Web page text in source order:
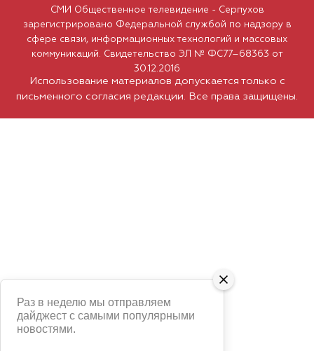
Использование материалов допускается только с
письменного согласия редакции. Все права защищены.
СМИ Общественное телевидение - Серпухов
зарегистрировано Федеральной службой по надзору в
сфере связи, информационных технологий и массовых
коммуникаций. Свидетельство ЭЛ № ФС77–68363 от
30.12.2016
Раз в неделю мы отправляем
дайджест с самыми популярными
новостями.